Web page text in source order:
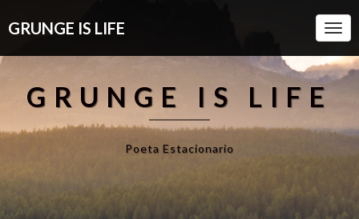
GRUNGE IS LIFE
GRUNGE IS LIFE
Poeta Estacionario